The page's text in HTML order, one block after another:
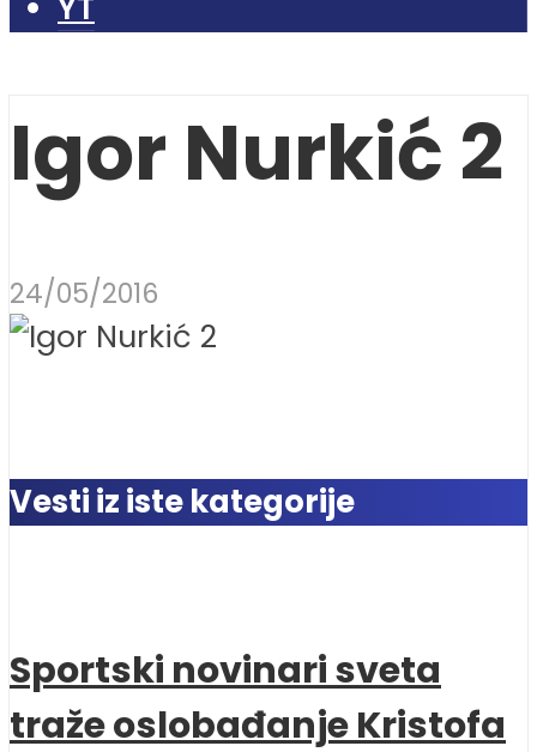
Igor Nurkić 2
24/05/2016
Vesti iz iste kategorije
Sportski novinari sveta
traže oslobađanje Kristofa